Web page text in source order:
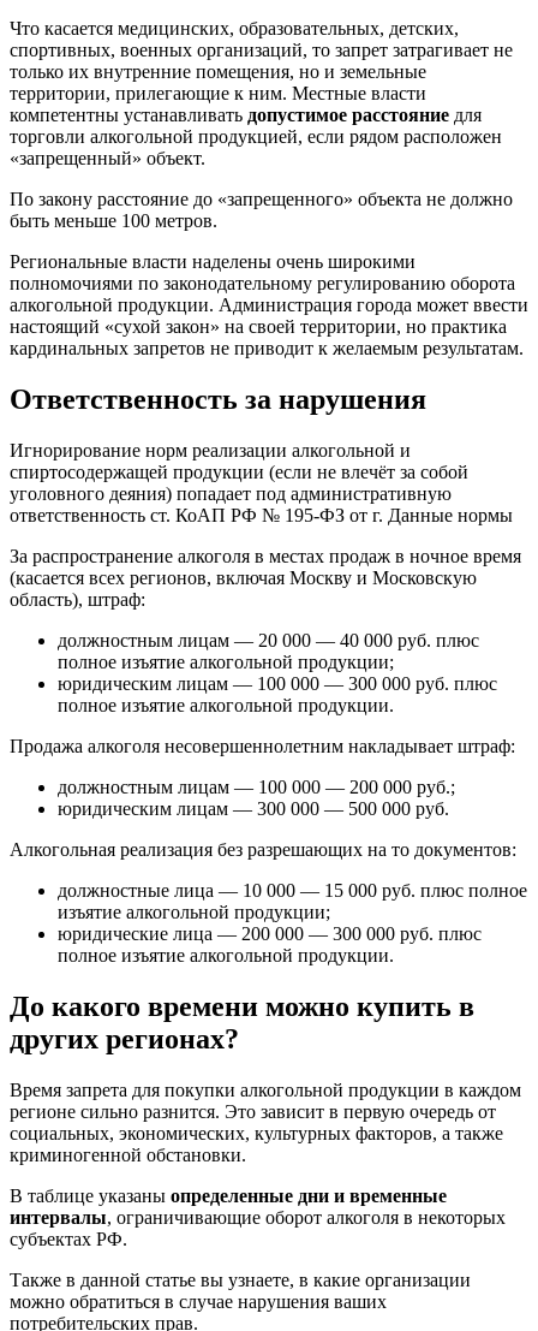
Что касается медицинских, образовательных, детских,
спортивных, военных организаций, то запрет затрагивает не
только их внутренние помещения, но и земельные
территории, прилегающие к ним. Местные власти
компетентны устанавливать допустимое расстояние для
торговли алкогольной продукцией, если рядом расположен
«запрещенный» объект.
По закону расстояние до «запрещенного» объекта не должно
быть меньше 100 метров.
Региональные власти наделены очень широкими
полномочиями по законодательному регулированию оборота
алкогольной продукции. Администрация города может ввести
настоящий «сухой закон» на своей территории, но практика
кардинальных запретов не приводит к желаемым результатам.
Ответственность за нарушения
Игнорирование норм реализации алкогольной и
спиртосодержащей продукции (если не влечёт за собой
уголовного деяния) попадает под административную
ответственность ст. КоАП РФ № 195-ФЗ от г. Данные нормы
За распространение алкоголя в местах продаж в ночное время
(касается всех регионов, включая Москву и Московскую
область), штраф:
должностным лицам — 20 000 — 40 000 руб. плюс
полное изъятие алкогольной продукции;
юридическим лицам — 100 000 — 300 000 руб. плюс
полное изъятие алкогольной продукции.
Продажа алкоголя несовершеннолетним накладывает штраф:
должностным лицам — 100 000 — 200 000 руб.;
юридическим лицам — 300 000 — 500 000 руб.
Алкогольная реализация без разрешающих на то документов:
должностные лица — 10 000 — 15 000 руб. плюс полное
изъятие алкогольной продукции;
юридические лица — 200 000 — 300 000 руб. плюс
полное изъятие алкогольной продукции.
До какого времени можно купить в
других регионах?
Время запрета для покупки алкогольной продукции в каждом
регионе сильно разнится. Это зависит в первую очередь от
социальных, экономических, культурных факторов, а также
криминогенной обстановки.
В таблице указаны определенные дни и временные
интервалы, ограничивающие оборот алкоголя в некоторых
субъектах РФ.
Также в данной статье вы узнаете, в какие организации
можно обратиться в случае нарушения ваших
потребительских прав.